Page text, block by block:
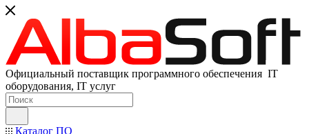
Официальный поставщик программного обеспечения IT
оборудования, IT услуг
Каталог ПО